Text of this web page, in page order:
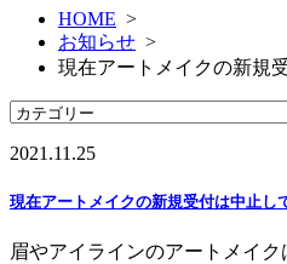
HOME >
お知らせ >
現在アートメイクの新規
2021.11.25
現在アートメイクの新規受付は中止し
眉やアイラインのアートメイ